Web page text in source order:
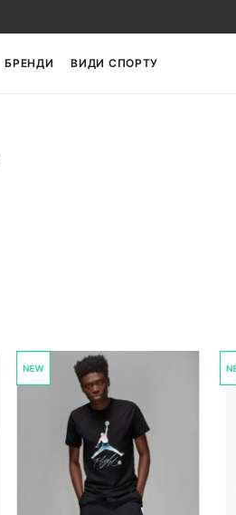
БРЕНДИ ВИДИ СПОРТУ